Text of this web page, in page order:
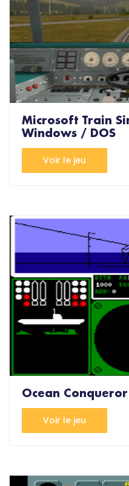
Microsoft Train
Windows / DOS
Voir le jeu
Ocean
Voir le jeu